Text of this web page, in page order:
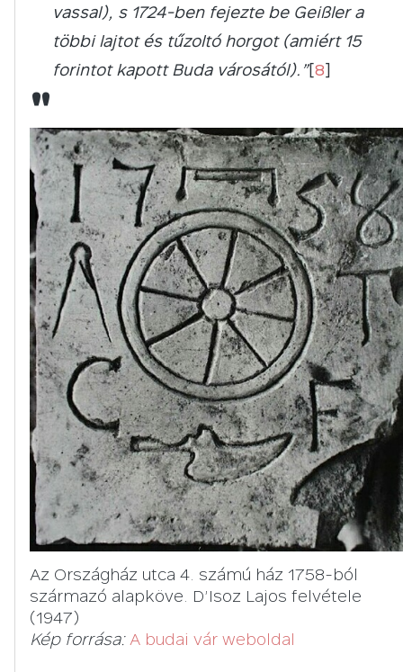
vassal), s 1724-ben fejezte be Geißler a
többi lajtot és tűzoltó horgot (amiért 15
forintot kapott Buda városától).”[8]
"
Az Országház utca 4. számú ház 1758-ból
származó alapköve. D’Isoz Lajos felvétele
(1947)
Kép forrása: A budai vár weboldal